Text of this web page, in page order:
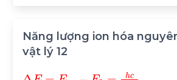
Năng lượng ion hóa
vật lý 12
∆ E= ∞-E hc